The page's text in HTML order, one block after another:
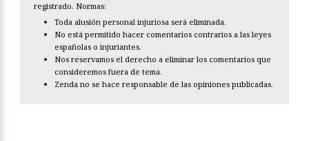
registrado. Normas:
Toda alusión personal injuriosa será eliminada.
No está permitido hacer comentarios contrarios a las leyes
españolas o injuriantes.
Nos reservamos el derecho a eliminar los comentarios que
consideremos fuera de tema.
Zenda no se hace responsable de las opiniones publicadas.